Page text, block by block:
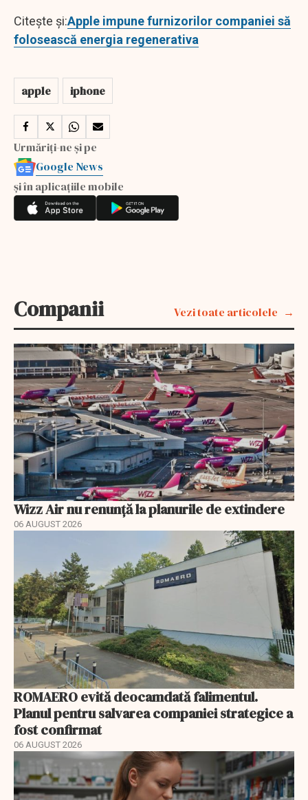
Citește și:Apple impune furnizorilor companiei să
folosească energia regenerativa
apple iphone
Urmăriți-ne și pe
Google News
și în aplicațiile mobile
Companii Vezi toate articolele
Wizz Air nu renunță la planurile de extindere
06 AUGUST 2026
ROMAERO evită deocamdată falimentul.
Planul pentru salvarea companiei strategice a
fost confirmat
06 AUGUST 2026